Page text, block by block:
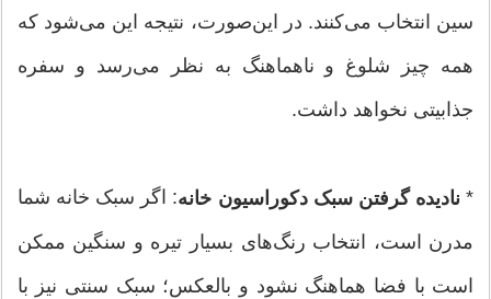
سین انتخاب می‌کنند. در این‌صورت، نتیجه این می‌شود که
همه چیز شلوغ و ناهماهنگ به نظر می‌رسد و سفره
جذابیتی نخواهد داشت.
* نادیده گرفتن سبک دکوراسیون خانه: اگر سبک خانه شما
مدرن است، انتخاب رنگ‌های بسیار تیره و سنگین ممکن
است با فضا هماهنگ نشود و بالعکس؛ سبک سنتی نیز با